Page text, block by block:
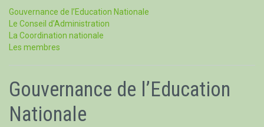
Gouvernance de l’Education Nationale
Le Conseil d’Administration
La Coordination nationale
Les membres
Gouvernance de l’Education
Nationale